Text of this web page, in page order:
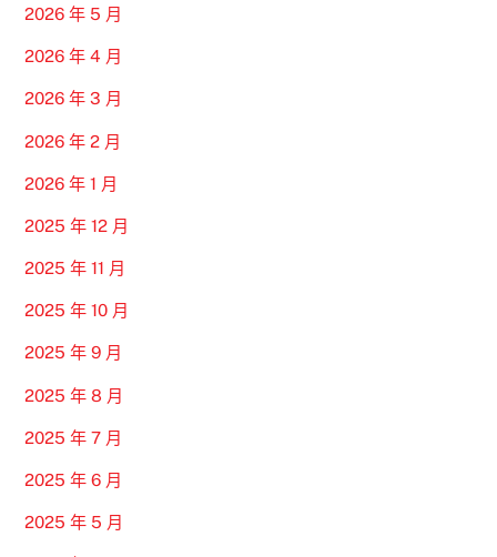
2026 年 5 月
2026 年 4 月
2026 年 3 月
2026 年 2 月
2026 年 1 月
2025 年 12 月
2025 年 11 月
2025 年 10 月
2025 年 9 月
2025 年 8 月
2025 年 7 月
2025 年 6 月
2025 年 5 月